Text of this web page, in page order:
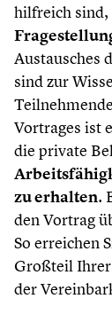
hilfreich sind,
Austausches
sind zur
Vortrages ist
die private
zu erhalten.
den Vortrag
So erreichen
Großteil Ihrer
der